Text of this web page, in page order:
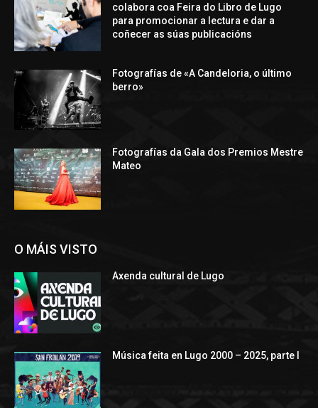
colabora coa Feira do Libro de Lugo
para promocionar a lectura e dar a
coñecer as súas publicacións
Fotografías de «A Candeloria, o último
berro»
Fotografías da Gala dos Premios Mestre
Mateo
O MÁIS VISTO
Axenda cultural de Lugo
Música feita en Lugo 2000 – 2025, parte I